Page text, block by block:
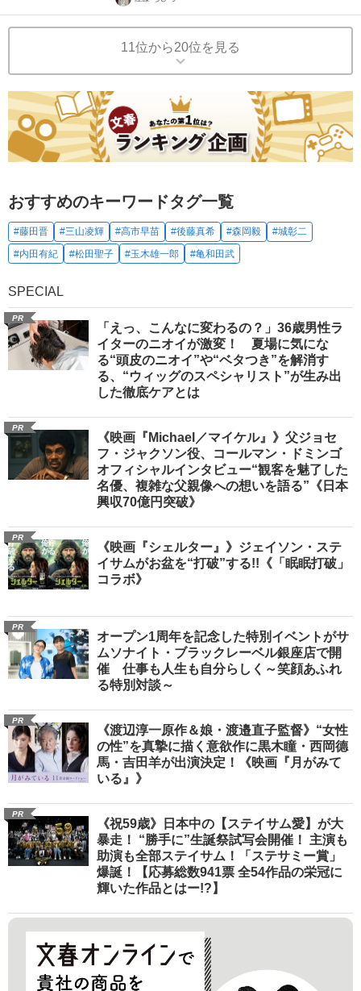
11位から20位を見る
おすすめのキーワードタグ一覧
#藤田晋 #三山凌輝 #高市早苗 #後藤真希 #森岡毅
#城彰二
#内田有紀
#松田聖子 #玉木雄一郎 #亀和田武
SPECIAL
PR
「えっ、こんなに変わるの？」36歳男性ラ
イターのニオイが激変！ 夏場に気にな
る“頭皮のニオイ”や“ベタつき”を解消す
る、“ウィッグのスペシャリスト”が生み出
した徹底ケアとは
PR
《映画『Michael／マイケル』》父ジョセ
フ・ジャクソン役、コールマン・ドミンゴ
オフィシャルインタビュー“観客を魅了した
名優、複雑な父親像への想いを語る”《日本
興収70億円突破》
PR
《映画『シェルター』》ジェイソン・ステ
イサムがお盆を“打破”する!!《「眠眠打破」
コラボ》
PR
オープン1周年を記念した特別イベントがサ
ムソナイト・ブラックレーベル銀座店で開
催 仕事も人生も自分らしく～笑顔あふれ
る特別対談～
PR
《渡辺淳一原作＆娘・渡邉直子監督》“女性
の性”を真摯に描く意欲作に黒木瞳・西岡德
馬・吉田羊が出演決定！《映画『月がみて
いる』》
PR
《祝59歳》日本中の【ステイサム愛】が大
暴走！ “勝手に”生誕祭試写会開催！ 主演も
助演も全部ステイサム！「ステサミー賞」
爆誕！【応募総数941票 全54作品の栄冠に
輝いた作品とはー!?】